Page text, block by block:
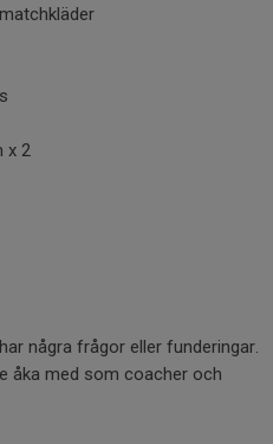
x 2
några frågor eller funderingar.
åka med som coacher och